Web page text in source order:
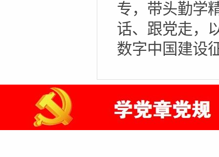
专，带头勤学
话、跟党走，
数字中国建设